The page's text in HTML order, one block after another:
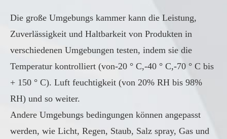
Die große Umgebungs kammer kann die Leistung,
Zuverlässigkeit und Haltbarkeit von Produkten in
verschiedenen Umgebungen testen, indem sie die
Temperatur kontrolliert (von-20 ° C,-40 ° C,-70 ° C bis
+ 150 ° C). Luft feuchtigkeit (von 20% RH bis 98%
RH) und so weiter.
Andere Umgebungs bedingungen können angepasst
werden, wie Licht, Regen, Staub, Salz spray, Gas und